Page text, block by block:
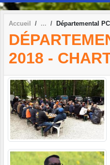
Accueil Départemental
2018 -